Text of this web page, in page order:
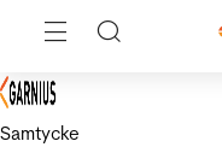
Samtycke